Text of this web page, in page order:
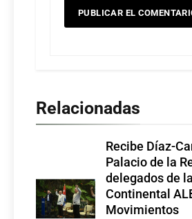
Relacionadas
Recibe Díaz-
Palacio de la
delegados de
Continental
Movimientos